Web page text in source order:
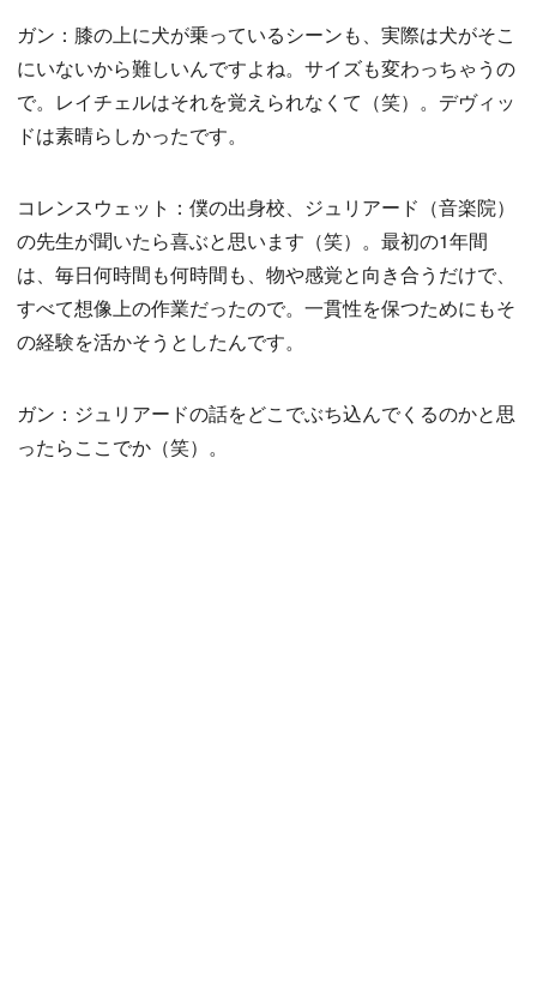
ガン：膝の上に犬が乗っているシーンも、実際は犬がそこ
にいないから難しいんですよね。サイズも変わっちゃうの
で。レイチェルはそれを覚えられなくて（笑）。デヴィッ
ドは素晴らしかったです。
コレンスウェット：僕の出身校、ジュリアード（音楽院）
の先生が聞いたら喜ぶと思います（笑）。最初の1年間
は、毎日何時間も何時間も、物や感覚と向き合うだけで、
すべて想像上の作業だったので。一貫性を保つためにもそ
の経験を活かそうとしたんです。
ガン：ジュリアードの話をどこでぶち込んでくるのかと思
ったらここでか（笑）。